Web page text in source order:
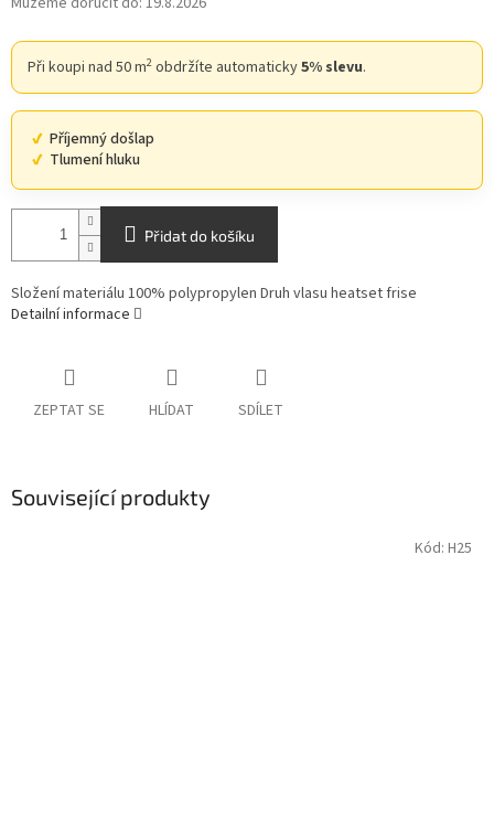
Při koupi nad 50 m2 obdržíte automaticky5% slevu.
Příjemný došlap
Tlumení hluku
Přidat do košíku
Složení materiálu 100% polypropylen Druh vlasu heatset frise
Detailní informace
ZEPTAT SE HLÍDAT SDÍLET
Související produkty
Kód: H25